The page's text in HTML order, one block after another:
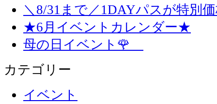
＼8/31まで／1DAYパスが特別
★6月イベントカレンダー★
母の日イベント🌹
カテゴリー
イベント